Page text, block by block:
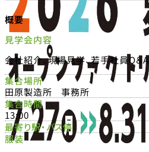
概要
見学会内容
会社紹介、現場見学、若手社員Q＆A
集合場所
田原製造所 事務所
集合時間
13:00
最寄り駅・バス停
服装